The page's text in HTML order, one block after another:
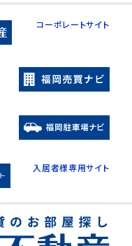
コーポレートサイト
入居者様専用サイト